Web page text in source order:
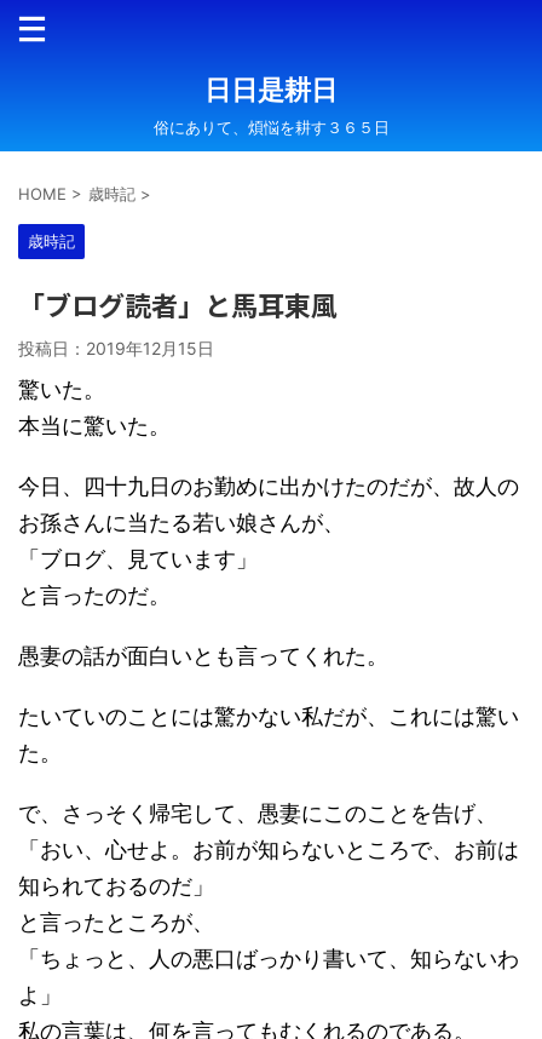
日日是耕日
俗にありて、煩悩を耕す３６５日
HOME > 歳時記 >
歳時記
「ブログ読者」と馬耳東風
投稿日： 2019年12月15日
驚いた。
本当に驚いた。
今日、四十九日のお勤めに出かけたのだが、故人の
お孫さんに当たる若い娘さんが、
「ブログ、見ています」
と言ったのだ。
愚妻の話が面白いとも言ってくれた。
たいていのことには驚かない私だが、これには驚い
た。
で、さっそく帰宅して、愚妻にこのことを告げ、
「おい、心せよ。お前が知らないところで、お前は
知られておるのだ」
と言ったところが、
「ちょっと、人の悪口ばっかり書いて、知らないわ
よ」
私の言葉は、何を言ってもむくれるのである。